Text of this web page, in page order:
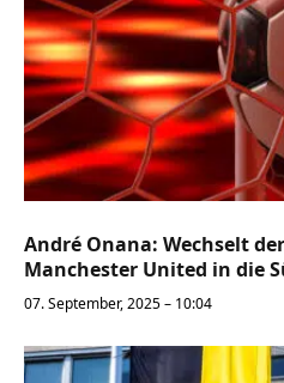
André Onana: Wechselt
Manchester United in die
07. September, 2025 – 10:04